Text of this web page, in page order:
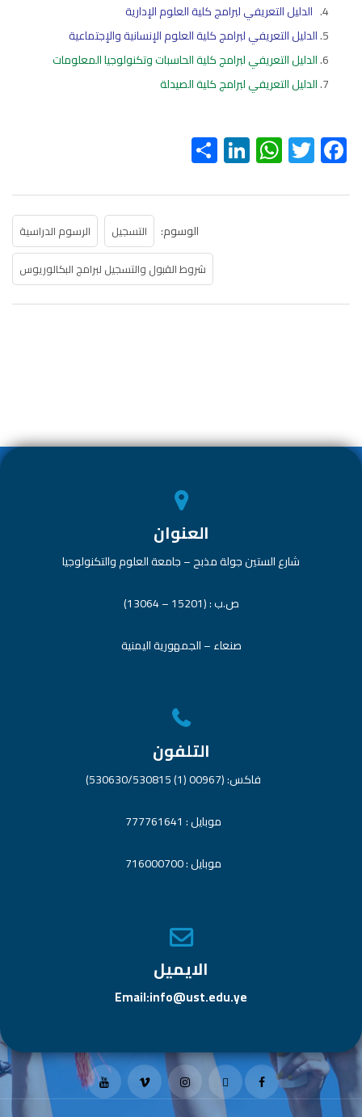
الدليل التعريفي لبرامج كلية العلوم الإدارية
الدليل التعريفي لبرامج كلية العلوم الإنسانية والإجتماعية
الدليل التعريفي لبرامج كلية الحاسبات وتكنولوجيا المعلومات
الدليل التعريفي لبرامج كلية الصيدلة
F
ac
e
T
wi
tt
W
h
at
p
Li
nk
e
n
ar
e
الوسوم: التسجيل
الرسوم الدراسية
شروط القبول والتسجيل لبرامج البكالوريوس
العنوان
شارع الستين جولة مذبح – جامعة العلوم والتكنولوجيا
ص.ب : (15201 – 13064)
صنعاء – الجمهورية اليمنية
التلفون
فاكس: (00967 (1) 530630/530815)
موبايل : 777761641
موبايل : 716000700
الايميل
Email:info@ust.edu.ye